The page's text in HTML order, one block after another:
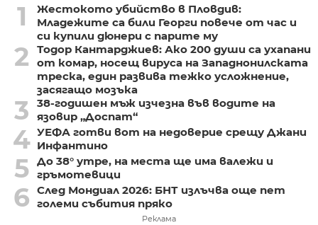
1
Жестокото убийство в Пловдив:
Младежите са били Георги повече от час и
си купили дюнери с парите му
2
Тодор Кантарджиев: Ако 200 души са ухапани
от комар, носещ вируса на Западнонилската
треска, един развива тежко усложнение,
засягащо мозъка
3
38-годишен мъж изчезна във водите на
язовир „Доспат“
4 УЕФА готви вот на недоверие срещу Джани
Инфантино
5 До 38° утре, на места ще има валежи и
гръмотевици
6 След Мондиал 2026: БНТ излъчва още пет
големи събития пряко
Реклама